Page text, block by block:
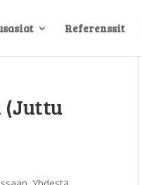
Referenssit
(Juttu